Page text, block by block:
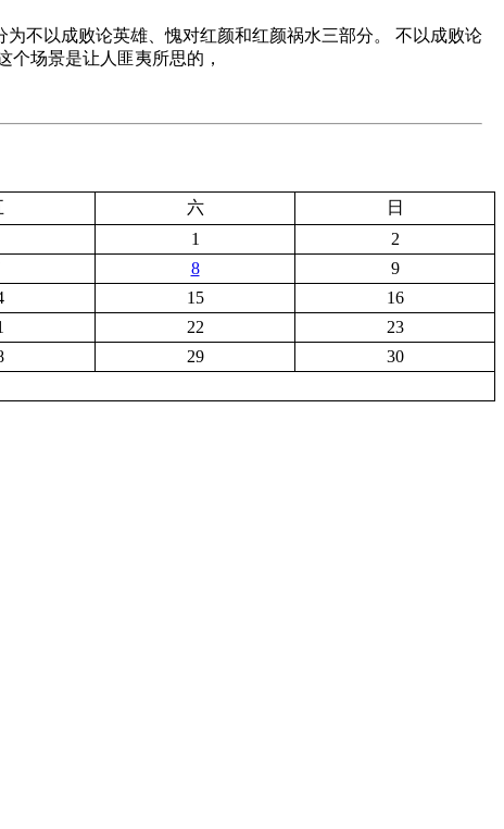
不以成败论英雄、愧对红颜和红颜祸水三部分。 不以成败论
场景是让人匪夷所思的，
六
日
1
2
8
9
15
16
22
23
29
30